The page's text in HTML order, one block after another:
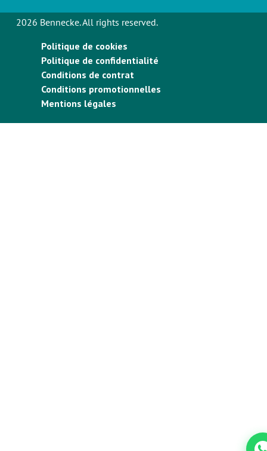
2026 Bennecke. All rights reserved.
Politique de cookies
Politique de confidentialité
Conditions de contrat
Conditions promotionnelles
Mentions légales